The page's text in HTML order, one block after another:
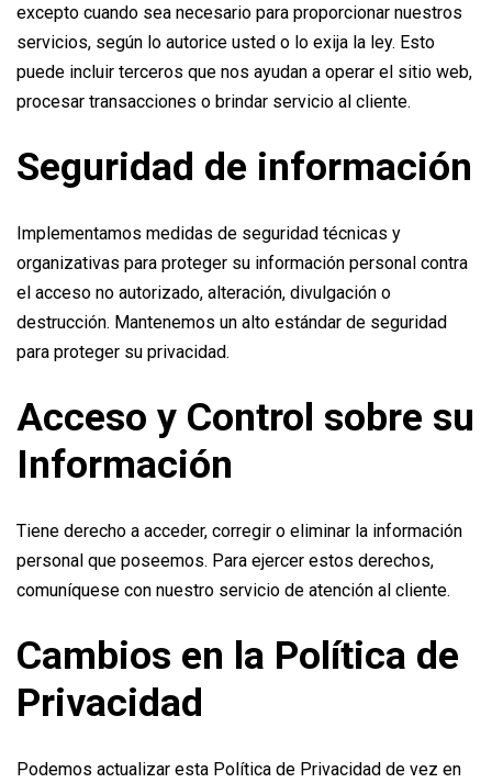
excepto cuando sea necesario para proporcionar nuestros
servicios, según lo autorice usted o lo exija la ley. Esto
puede incluir terceros que nos ayudan a operar el sitio web,
procesar transacciones o brindar servicio al cliente.
Seguridad de información
Implementamos medidas de seguridad técnicas y
organizativas para proteger su información personal contra
el acceso no autorizado, alteración, divulgación o
destrucción. Mantenemos un alto estándar de seguridad
para proteger su privacidad.
Acceso y Control sobre su
Información
Tiene derecho a acceder, corregir o eliminar la información
personal que poseemos. Para ejercer estos derechos,
comuníquese con nuestro servicio de atención al cliente.
Cambios en la Política de
Privacidad
Podemos actualizar esta Política de Privacidad de vez en